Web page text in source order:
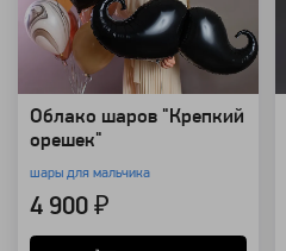
Облако шаров "Крепкий
орешек"
шары для мальчика
4 900 ₽